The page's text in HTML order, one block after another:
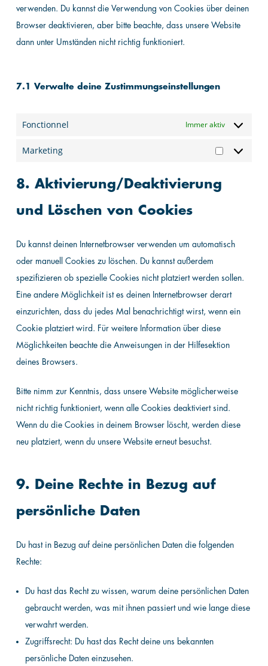
verwenden. Du kannst die Verwendung von Cookies über deinen
Browser deaktivieren, aber bitte beachte, dass unsere Website
dann unter Umständen nicht richtig funktioniert.
7.1 Verwalte deine Zustimmungseinstellungen
Fonctionnel Immer aktiv
Marketing
Marketing
8. Aktivierung/Deaktivierung
und Löschen von Cookies
Du kannst deinen Internetbrowser verwenden um automatisch
oder manuell Cookies zu löschen. Du kannst außerdem
spezifizieren ob spezielle Cookies nicht platziert werden sollen.
Eine andere Möglichkeit ist es deinen Internetbrowser derart
einzurichten, dass du jedes Mal benachrichtigt wirst, wenn ein
Cookie platziert wird. Für weitere Information über diese
Möglichkeiten beachte die Anweisungen in der Hilfesektion
deines Browsers.
Bitte nimm zur Kenntnis, dass unsere Website möglicherweise
nicht richtig funktioniert, wenn alle Cookies deaktiviert sind.
Wenn du die Cookies in deinem Browser löscht, werden diese
neu platziert, wenn du unsere Website erneut besuchst.
9. Deine Rechte in Bezug auf
persönliche Daten
Du hast in Bezug auf deine persönlichen Daten die folgenden
Rechte:
Du hast das Recht zu wissen, warum deine persönlichen Daten
gebraucht werden, was mit ihnen passiert und wie lange diese
verwahrt werden.
Zugriffsrecht: Du hast das Recht deine uns bekannten
persönliche Daten einzusehen.